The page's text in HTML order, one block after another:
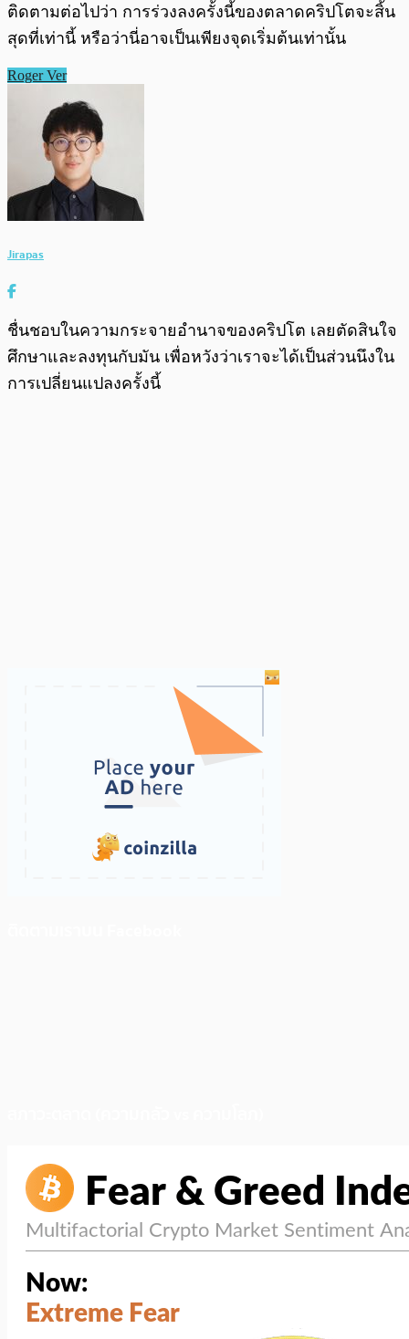
ติดตามต่อไปว่า การร่วงลงครั้งนี้ของตลาดคริปโตจะสิ้น
สุดที่เท่านี้ หรือว่านี่อาจเป็นเพียงจุดเริ่มต้นเท่านั้น
Roger Ver
Jirapas
ชื่นชอบในความกระจายอำนาจของคริปโต เลยตัดสินใจ
ศึกษาและลงทุนกับมัน เพื่อหวังว่าเราจะได้เป็นส่วนนึงใน
การเปลี่ยนแปลงครั้งนี้